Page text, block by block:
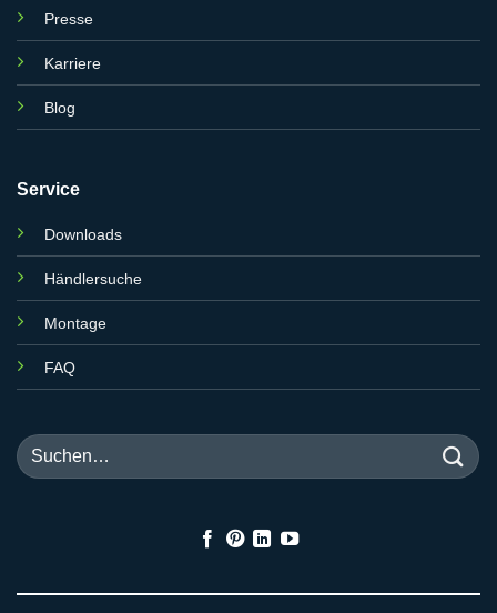
Presse
Karriere
Blog
Service
Downloads
Händlersuche
Montage
FAQ
Suchen
nach: